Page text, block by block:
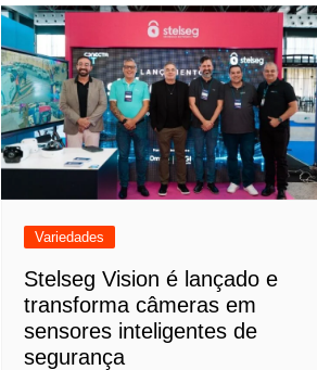
Post
Variedades
Stelseg Vision é lançado e
transforma câmeras em
sensores inteligentes de
segurança